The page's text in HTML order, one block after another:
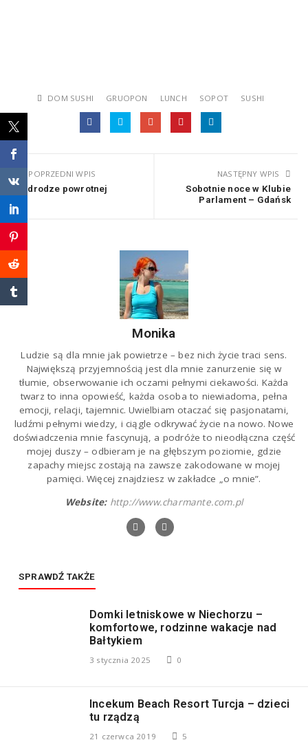
DOM SUSHI GRUOPON LUNCH SOPOT SUSHI
POPRZEDNI WPIS
W drodze powrotnej
NASTĘPNY WPIS
Sobotnie noce w Klubie
Parlament – Gdańsk
Monika
Ludzie są dla mnie jak powietrze – bez nich życie traci sens.
Największą przyjemnością jest dla mnie zanurzenie się w
tłumie, obserwowanie ich oczami pełnymi ciekawości. Każda
twarz to inna opowieść, każda osoba to niewiadoma, pełna
emocji, relacji, tajemnic. Uwielbiam otaczać się pasjonatami,
ludźmi pełnymi wiedzy, i ciągle odkrywać życie na nowo. Nowe
doświadczenia mnie fascynują, a podróże to nieodłączna część
mojej duszy – odbieram je na głębszym poziomie, gdzie
zapachy miejsc zostają na zawsze zakodowane w mojej
pamięci. Więcej znajdziesz w zakładce „o mnie”.
Website: http://www.charmante.com.pl
SPRAWDŹ TAKŻE
Domki letniskowe w Niechorzu –
komfortowe, rodzinne wakacje nad
Bałtykiem
3 stycznia 2025 0
Incekum Beach Resort Turcja – dzieci
tu rządzą
21 czerwca 2019 5